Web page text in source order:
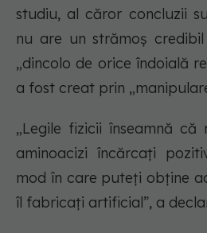
studiu, al căror concluzii
nu are un strămoş
„dincolo de orice îndoială
a fost creat prin
„Legile fizicii înseamnă
aminoacizi încărcaţi
mod în care puteţi obţine
îl fabricaţi artificial”, a